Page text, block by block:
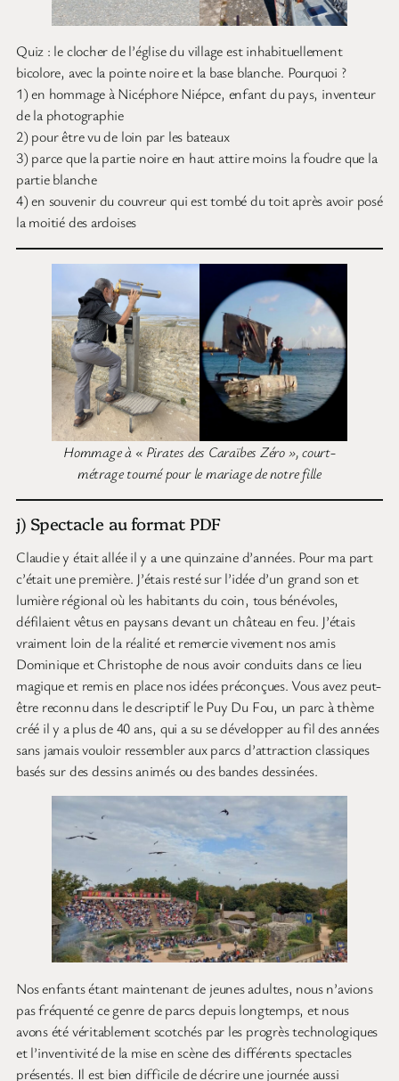
Quiz : le clocher de l’église du village est inhabituellement
bicolore, avec la pointe noire et la base blanche. Pourquoi ?
1) en hommage à Nicéphore Niépce, enfant du pays, inventeur
de la photographie
2) pour être vu de loin par les bateaux
3) parce que la partie noire en haut attire moins la foudre que la
partie blanche
4) en souvenir du couvreur qui est tombé du toit après avoir posé
la moitié des ardoises
Hommage à « Pirates des Caraïbes Zéro », court-
métrage tourné pour le mariage de notre fille
j) Spectacle au format PDF
Claudie y était allée il y a une quinzaine d’années. Pour ma part
c’était une première. J’étais resté sur l’idée d’un grand son et
lumière régional où les habitants du coin, tous bénévoles,
défilaient vêtus en paysans devant un château en feu. J’étais
vraiment loin de la réalité et remercie vivement nos amis
Dominique et Christophe de nous avoir conduits dans ce lieu
magique et remis en place nos idées préconçues. Vous avez peut-
être reconnu dans le descriptif le Puy Du Fou, un parc à thème
créé il y a plus de 40 ans, qui a su se développer au fil des années
sans jamais vouloir ressembler aux parcs d’attraction classiques
basés sur des dessins animés ou des bandes dessinées.
Nos enfants étant maintenant de jeunes adultes, nous n’avions
pas fréquenté ce genre de parcs depuis longtemps, et nous
avons été véritablement scotchés par les progrès technologiques
et l’inventivité de la mise en scène des différents spectacles
présentés. Il est bien difficile de décrire une journée aussi